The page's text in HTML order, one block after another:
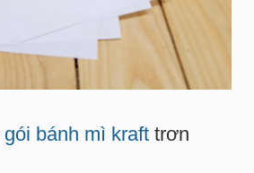
gói bánh mì kraft trơn